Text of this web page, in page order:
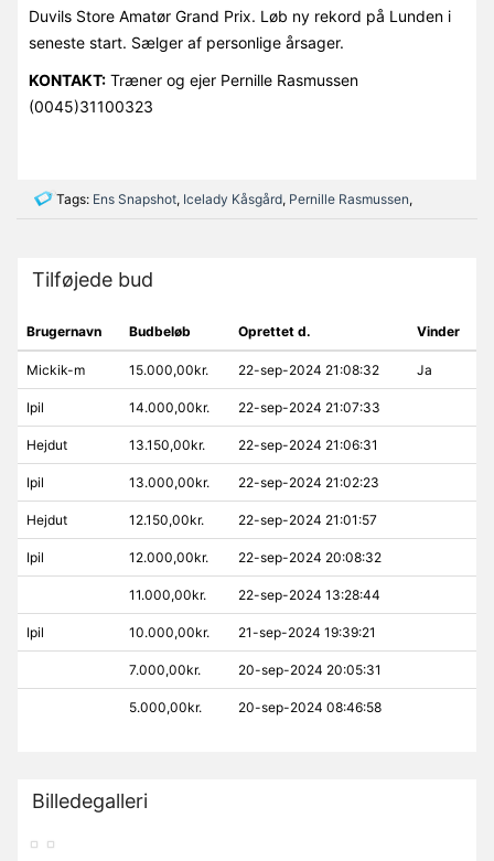
Duvils Store Amatør Grand Prix. Løb ny rekord på Lunden i
seneste start. Sælger af personlige årsager.
KONTAKT:Træner og ejer Pernille Rasmussen
(0045)31100323
Tags: Ens Snapshot, Icelady Kåsgård, Pernille Rasmussen,
Tilføjede bud
Brugernavn Budbeløb Oprettet d. Vinder
Mickik-m 15.000,00kr. 22-sep-2024 21:08:32 Ja
Ipil 14.000,00kr. 22-sep-2024 21:07:33
Hejdut 13.150,00kr. 22-sep-2024 21:06:31
Ipil 13.000,00kr. 22-sep-2024 21:02:23
Hejdut 12.150,00kr. 22-sep-2024 21:01:57
Ipil 12.000,00kr. 22-sep-2024 20:08:32
11.000,00kr. 22-sep-2024 13:28:44
Ipil 10.000,00kr. 21-sep-2024 19:39:21
7.000,00kr. 20-sep-2024 20:05:31
5.000,00kr. 20-sep-2024 08:46:58
Billedegalleri